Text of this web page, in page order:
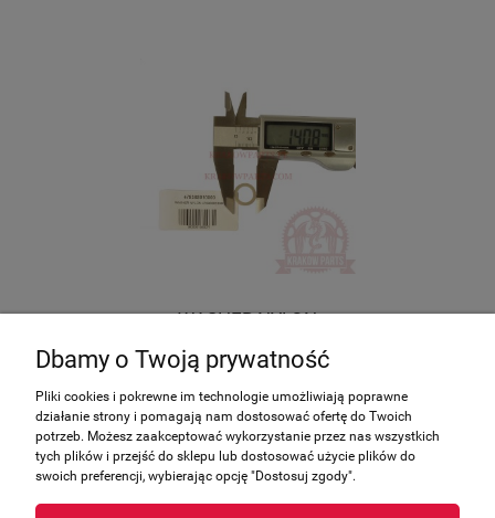
WASHER NYLON
Producent: Benelli
1,16 zł
zawiera 23.00% VAT, bez kosztów dostawy
Cena (EUR):0,27 €
Cena netto: 0,94 zł
Dbamy o Twoją prywatność
Pliki cookies i pokrewne im technologie umożliwiają poprawne
działanie strony i pomagają nam dostosować ofertę do Twoich
potrzeb. Możesz zaakceptować wykorzystanie przez nas wszystkich
tych plików i przejść do sklepu lub dostosować użycie plików do
swoich preferencji, wybierając opcję "Dostosuj zgody".